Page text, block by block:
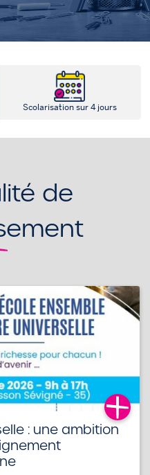
Scolarisation sur 4 jours
de
: une ambition